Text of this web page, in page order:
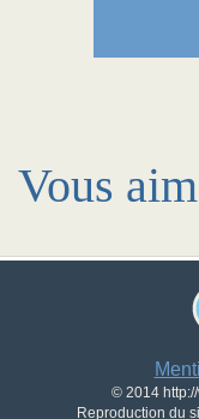
Vous
© 2014
Reproduction du